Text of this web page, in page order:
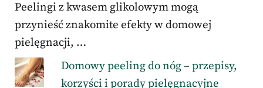
Peelingi z kwasem glikolowym mogą
przynieść znakomite efekty w domowej
pielęgnacji, …
Domowy peeling do nóg – przepisy,
korzyści i porady pielęgnacyjne